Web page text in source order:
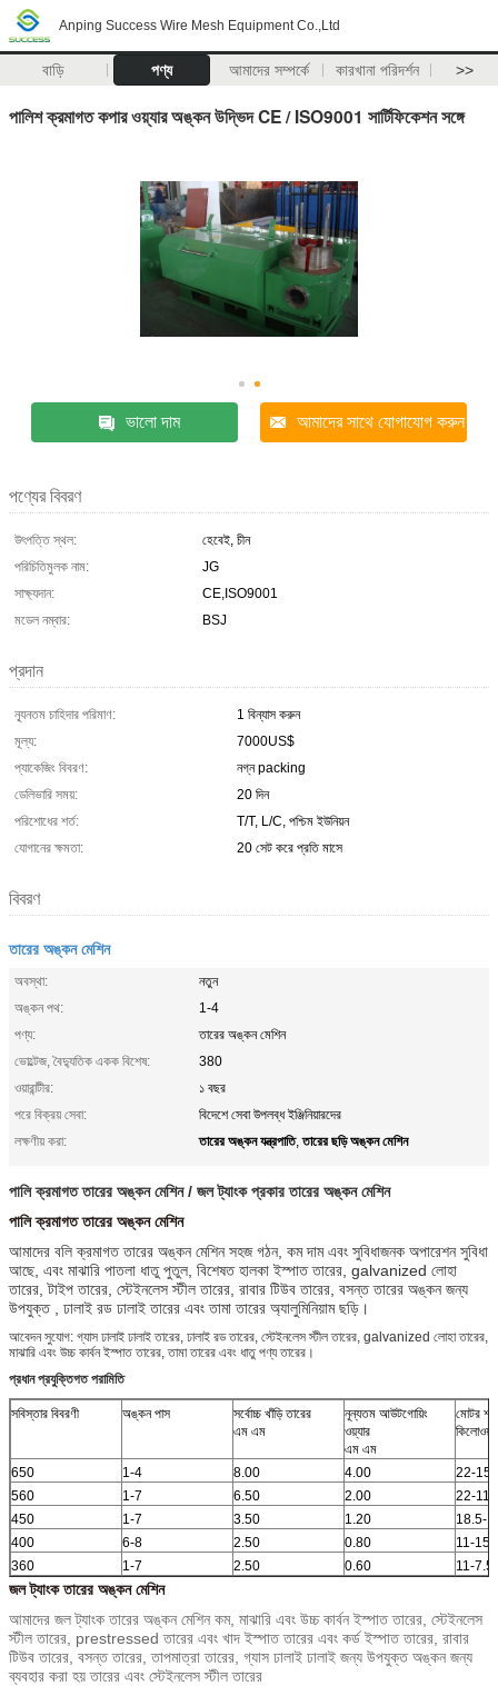
Anping Success Wire Mesh Equipment Co.,Ltd
বাড়ি পণ্য আমাদের সম্পর্কে কারখানা পরিদর্শন >>
পালিশ ক্রমাগত কপার ওয়্যার অঙ্কন উদ্ভিদ CE / ISO9001 সার্টিফিকেশন সঙ্গে
ভালো দাম আমাদের সাথে যোগাযোগ করুন
পণ্যের বিবরণ
উৎপত্তি স্থল:
হেবেই, চীন
পরিচিতিমুলক নাম:
JG
সাক্ষ্যদান:
CE,ISO9001
মডেল নম্বার:
BSJ
প্রদান
ন্যূনতম চাহিদার পরিমাণ:
1 বিন্যাস করুন
মূল্য:
7000US$
প্যাকেজিং বিবরণ:
নগ্ন packing
ডেলিভারি সময়:
20 দিন
পরিশোধের শর্ত:
T/T, L/C, পশ্চিম ইউনিয়ন
যোগানের ক্ষমতা:
20 সেট করে প্রতি মাসে
বিবরণ
তারের অঙ্কন মেশিন
অবস্থা:
নতুন
অঙ্কন পথ:
1-4
পণ্য:
তারের অঙ্কন মেশিন
ভোল্টেজ, বৈদ্যুতিক একক বিশেষ:
380
ওয়ারান্টীর:
১ বছর
পরে বিক্রয় সেবা:
বিদেশে সেবা উপলব্ধ ইঞ্জিনিয়ারদের
লক্ষণীয় করা:
তারের অঙ্কন যন্ত্রপাতি,তারের ছড়ি অঙ্কন মেশিন
পালি ক্রমাগত তারের অঙ্কন মেশিন / জল ট্যাংক প্রকার তারের অঙ্কন মেশিন
পালি ক্রমাগত তারের অঙ্কন মেশিন
আমাদের বলি ক্রমাগত তারের অঙ্কন মেশিন সহজ গঠন, কম দাম এবং সুবিধাজনক অপারেশন সুবিধা
আছে, এবং মাঝারি পাতলা ধাতু পুতুল, বিশেষত হালকা ইস্পাত তারের, galvanized লোহা
তারের, টাইপ তারের, স্টেইনলেস স্টীল তারের, রাবার টিউব তারের, বসন্ত তারের অঙ্কন জন্য
উপযুক্ত , ঢালাই রড ঢালাই তারের এবং তামা তারের অ্যালুমিনিয়াম ছড়ি।
আবেদন সুযোগ: গ্যাস ঢালাই ঢালাই তারের, ঢালাই রড তারের, স্টেইনলেস স্টীল তারের, galvanized লোহা তারের,
মাঝারি এবং উচ্চ কার্বন ইস্পাত তারের, তামা তারের এবং ধাতু পণ্য তারের।
প্রধান প্রযুক্তিগত পরামিতি
সবিস্তার বিবরণী অঙ্কন পাস
সর্বোচ্চ খাঁড়ি তারের
এম এম
নূন্যতম আউটগোয়িং
ওয়্যার
এম এম
মোটর
কিলোওয়াট
650 1-4 8.00 4.00
22-15
560
1-7 6.50 2.00
22-11
450
1-7 3.50 1.20
18.5-
400
6-8 2.50 0.80
11-15
360
1-7 2.50 0.60 11-7.5
জল ট্যাংক তারের অঙ্কন মেশিন
আমাদের জল ট্যাংক তারের অঙ্কন মেশিন কম, মাঝারি এবং উচ্চ কার্বন ইস্পাত তারের, স্টেইনলেস
স্টীল তারের, prestressed তারের এবং খাদ ইস্পাত তারের এবং কর্ড ইস্পাত তারের, রাবার
টিউব তারের, বসন্ত তারের, তাপমাত্রা তারের, গ্যাস ঢালাই ঢালাই জন্য উপযুক্ত অঙ্কন জন্য
ব্যবহার করা হয় তারের এবং স্টেইনলেস স্টীল তারের